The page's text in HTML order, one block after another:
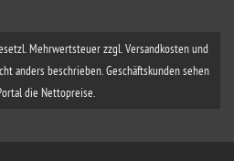
Mehrwertsteuer zzgl. Versandkosten und
anders beschrieben. Geschäftskunden sehen
die Nettopreise.